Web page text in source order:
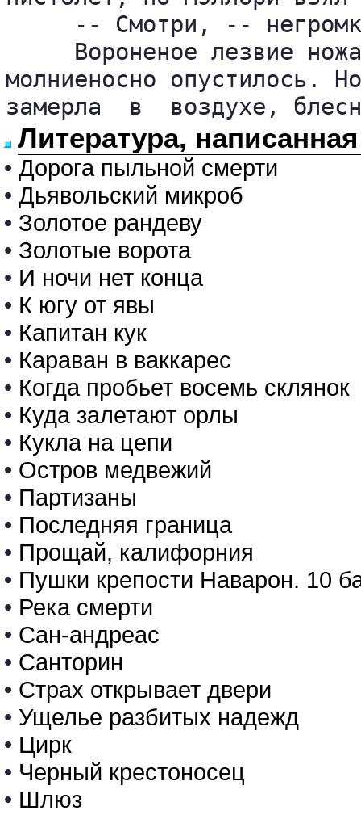
-- Смотри, --
Вороненое лезвие
молниеносно опустилось.
замерла  в  воздухе,
Литература,
• Дорога пыльной смерти
• Дьявольский микроб
• Золотое рандеву
• Золотые ворота
• И ночи нет конца
• К югу от явы
• Капитан кук
• Караван в ваккарес
• Когда пробьет восемь склянок
• Куда залетают орлы
• Кукла на цепи
• Остров медвежий
• Партизаны
• Последняя граница
• Прощай, калифорния
• Пушки крепости Наварон. 10
• Река смерти
• Сан-андреас
• Санторин
• Страх открывает двери
• Ущелье разбитых надежд
• Цирк
• Черный крестоносец
• Шлюз